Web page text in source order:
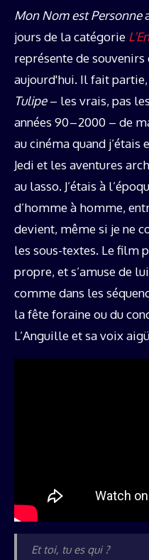
Mon Nom est Personne
jours de la catégorie
représente de
aujourd'hui. Il fait partie,
Tulipe– les vrais, pas
années 90 – 2000 – de
au cinéma quand
Jedi et les aventures
au lasso. J’étais à
d’homme à homme,
devient, même si je ne
les sous-textes. Le film
propre, et s’amuse de
comme dans les
la fête foraine ou du
L’Anguille et sa voix
Et toi, tu es qui ?